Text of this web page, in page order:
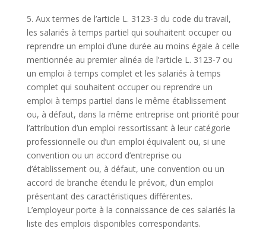
5. Aux termes de l’article L. 3123-3 du code du travail,
les salariés à temps partiel qui souhaitent occuper ou
reprendre un emploi d’une durée au moins égale à celle
mentionnée au premier alinéa de l’article L. 3123-7 ou
un emploi à temps complet et les salariés à temps
complet qui souhaitent occuper ou reprendre un
emploi à temps partiel dans le même établissement
ou, à défaut, dans la même entreprise ont priorité pour
l’attribution d’un emploi ressortissant à leur catégorie
professionnelle ou d’un emploi équivalent ou, si une
convention ou un accord d’entreprise ou
d’établissement ou, à défaut, une convention ou un
accord de branche étendu le prévoit, d’un emploi
présentant des caractéristiques différentes.
L’employeur porte à la connaissance de ces salariés la
liste des emplois disponibles correspondants.